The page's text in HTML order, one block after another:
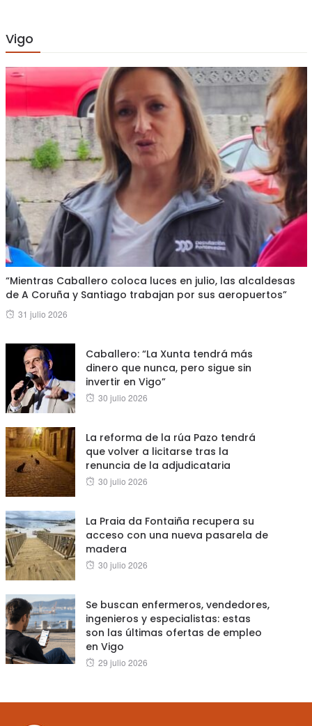
Vigo
“Mientras Caballero coloca luces en julio, las alcaldesas
de A Coruña y Santiago trabajan por sus aeropuertos”
Posted
31 julio 2026
Caballero: “La Xunta tendrá más
dinero que nunca, pero sigue sin
invertir en Vigo”
Posted
30 julio 2026
La reforma de la rúa Pazo tendrá
que volver a licitarse tras la
renuncia de la adjudicataria
Posted
30 julio 2026
La Praia da Fontaiña recupera su
acceso con una nueva pasarela de
madera
Posted
30 julio 2026
Se buscan enfermeros, vendedores,
ingenieros y especialistas: estas
son las últimas ofertas de empleo
en Vigo
Posted
29 julio 2026